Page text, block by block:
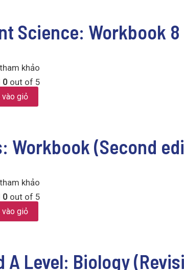
Science: Workbook 8
khảo
0out of 5
vào giỏ
Workbook (Second
khảo
0out of 5
vào giỏ
Level: Biology